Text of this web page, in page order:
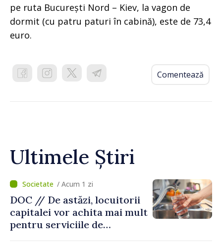
pe ruta București Nord – Kiev, la vagon de
dormit (cu patru paturi în cabină), este de 73,4
euro.
Comentează
Ultimele Știri
/ Acum 1 zi
DOC // De astăzi, locuitorii
capitalei vor achita mai mult
pentru serviciile de